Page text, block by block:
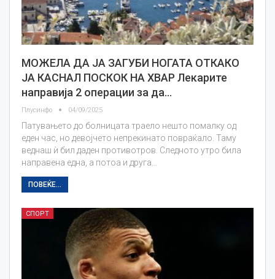
МОЖЕЛА ДА ЈА ЗАГУБИ НОГАТА ОТКАКО
ЈА КАСНАЛ ПОСКОК НА ХВАР Лекарите
направија 2 операции за да…
Плусинфо 04/09/2025
Патувањето до болницата траело нешто помалку од
еден час, но девојчето непрекинато повраќало. Таму
веднаш ѝ бил даден противотров. Следното утро била
направена една, а потоа и друга…
ПОВЕЌЕ...
СПОРТ